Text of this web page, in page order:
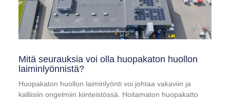
Mitä seurauksia voi olla huopakaton huollon
laiminlyönnistä?
Huopakaton huollon laiminlyönti voi johtaa vakaviin ja
kalliisiin ongelmiin kiinteistössä. Hoitamaton huopakatto